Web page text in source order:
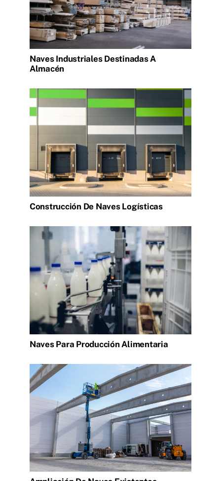
Naves Industriales Destinadas A
Almacén
Construcción De Naves Logísticas
Naves Para Producción Alimentaria